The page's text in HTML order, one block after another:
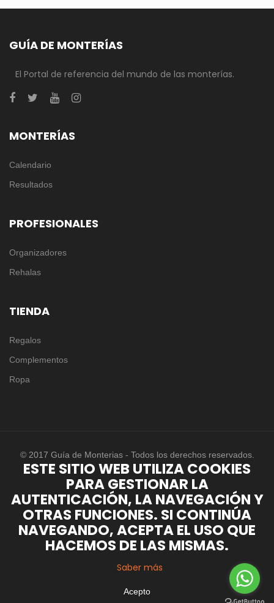
GUÍA DE MONTERÍAS
El Portal de referencia del mundo de las monterías.
MONTERÍAS
Calendario
Resultados
PROFESIONALES
Organizadores
Rehalas
TIENDA
Regalos
Complementos
Ropa
© 2017 Guía de Monterias - Todos los derechos reservados.
ESTE SITIO WEB UTILIZA COOKIES
PARA GESTIONAR LA
AUTENTICACIÓN, LA NAVEGACIÓN Y
OTRAS FUNCIONES. SI CONTINÚA
NAVEGANDO, ACEPTA EL USO QUE
HACEMOS DE LAS MISMAS.
Saber más
Acepto